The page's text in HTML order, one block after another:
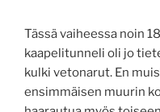
Tässä vaiheessa noin
kaapelitunneli oli jo
kulki vetonarut. En
ensimmäisen muurin